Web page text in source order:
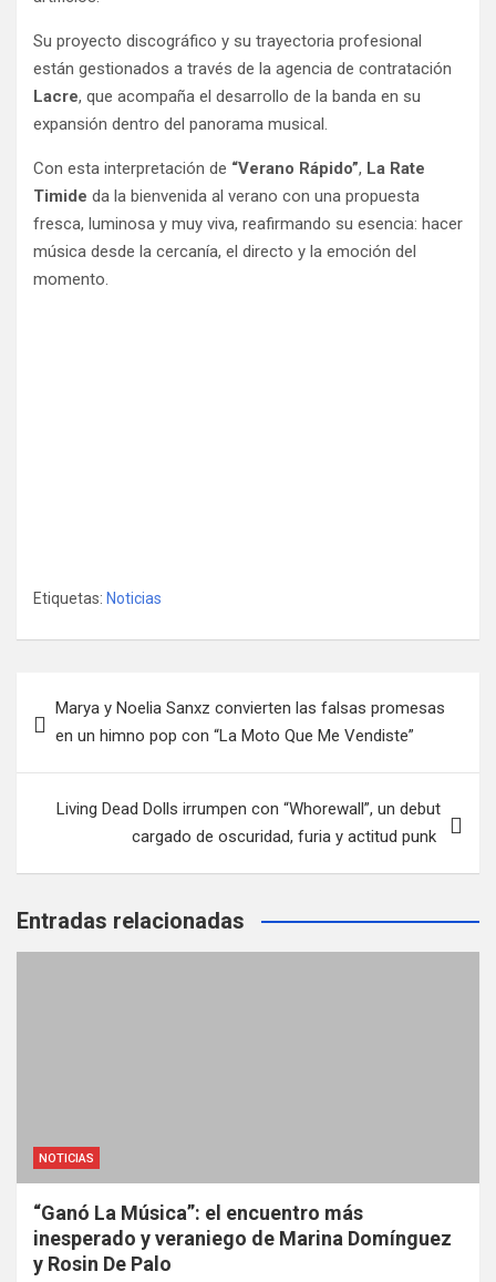
Su proyecto discográfico y su trayectoria profesional
están gestionados a través de la agencia de contratación
Lacre, que acompaña el desarrollo de la banda en su
expansión dentro del panorama musical.
Con esta interpretación de “Verano Rápido”, La Rate
Timide da la bienvenida al verano con una propuesta
fresca, luminosa y muy viva, reafirmando su esencia: hacer
música desde la cercanía, el directo y la emoción del
momento.
Etiquetas: Noticias
de Marya y Noelia Sanxz convierten las falsas promesas
en un himno pop con “La Moto Que Me Vendiste”
Living Dead Dolls irrumpen con “Whorewall”, un debut
cargado de oscuridad, furia y actitud punk
Entradas relacionadas
NOTICIAS
“Ganó La Música”: el encuentro más
inesperado y veraniego de Marina Domínguez
y Rosin De Palo